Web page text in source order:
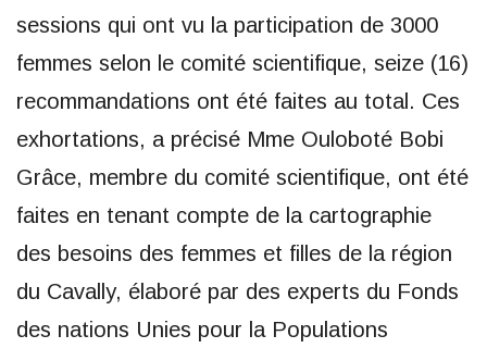
sessions qui ont vu la participation de 3000
femmes selon le comité scientifique, seize (16)
recommandations ont été faites au total. Ces
exhortations, a précisé Mme Ouloboté Bobi
Grâce, membre du comité scientifique, ont été
faites en tenant compte de la cartographie
des besoins des femmes et filles de la région
du Cavally, élaboré par des experts du Fonds
des nations Unies pour la Populations